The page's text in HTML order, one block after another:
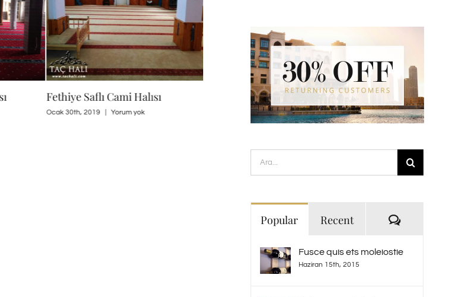
Fethiye Saflı Cami Halısı
Ocak 30th, 2019 | Yorum yok
Balıkesir Saflı Cami Halısı
Yorum yok
İstanbul Saflı Cami Halısı
Ocak 30th, 2019 | Yorum yok
Ara:
Popular Recent Yorum
Fusce quis ets moleiostie
Haziran 15th, 2015